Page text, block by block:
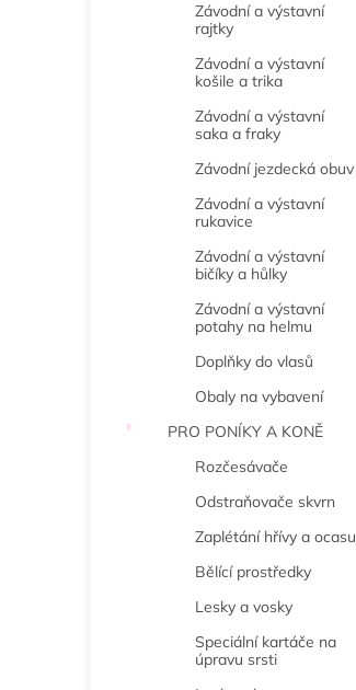
Závodní a výstavní
rajtky
Závodní a výstavní
košile a trika
Závodní a výstavní
saka a fraky
Závodní jezdecká obuv
Závodní a výstavní
rukavice
Závodní a výstavní
bičíky a hůlky
Závodní a výstavní
potahy na helmu
Doplňky do vlasů
Obaly na vybavení
PRO PONÍKY A KONĚ
Rozčesávače
Odstraňovače skvrn
Zaplétání hřívy a ocasu
Bělící prostředky
Lesky a vosky
Speciální kartáče na
úpravu srsti